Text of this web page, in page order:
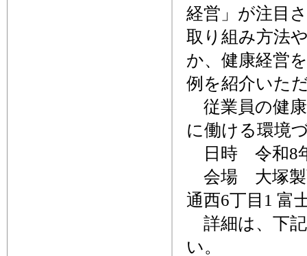
経営」が注目
取り組み方法
か、健康経営
例を紹介いた
従業員の健
に働ける環境
日時 令和8年
会場 大塚製
通西6丁目1 富
詳細は、下
い。